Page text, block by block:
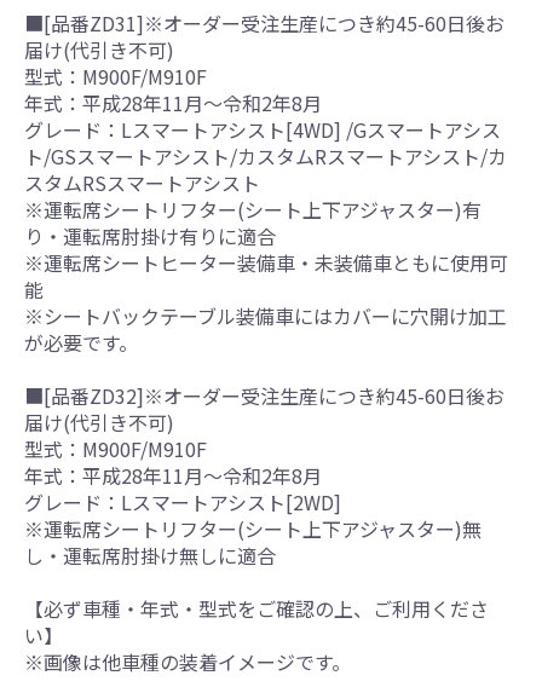
■[品番ZD31]※オーダー受注生産につき約45-60日後お
届け(代引き不可)
型式：M900F/M910F
年式：平成28年11月～令和2年8月
グレード：Lスマートアシスト[4WD] /Gスマートアシス
ト/GSスマートアシスト/カスタムRスマートアシスト/カ
スタムRSスマートアシスト
※運転席シートリフター(シート上下アジャスター)有
り・運転席肘掛け有りに適合
※運転席シートヒーター装備車・未装備車ともに使用可
能
※シートバックテーブル装備車にはカバーに穴開け加工
が必要です。
■[品番ZD32]※オーダー受注生産につき約45-60日後お
届け(代引き不可)
型式：M900F/M910F
年式：平成28年11月～令和2年8月
グレード：Lスマートアシスト[2WD]
※運転席シートリフター(シート上下アジャスター)無
し・運転席肘掛け無しに適合
【必ず車種・年式・型式をご確認の上、ご利用くださ
い】
※画像は他車種の装着イメージです。